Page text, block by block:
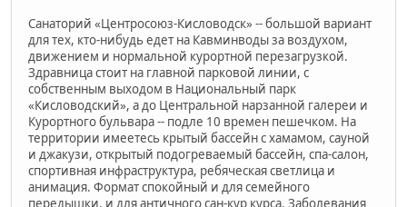
Санаторий «Центросоюз-Кисловодск» -- большой вариант
для тех, кто-нибудь едет на Кавминводы за воздухом,
движением и нормальной курортной перезагрузкой.
Здравница стоит на главной парковой линии, с
собственным выходом в Национальный парк
«Кисловодский», а до Центральной нарзанной галереи и
Курортного бульвара -- подле 10 времен пешечком. На
территории имеетесь крытый бассейн с хамамом, сауной
и джакузи, открытый подогреваемый бассейн, спа-салон,
спортивная инфраструктура, ребяческая светлица и
анимация. Формат спокойный и для семейного
передышки, и для античного сан-кур курса. Заболевания